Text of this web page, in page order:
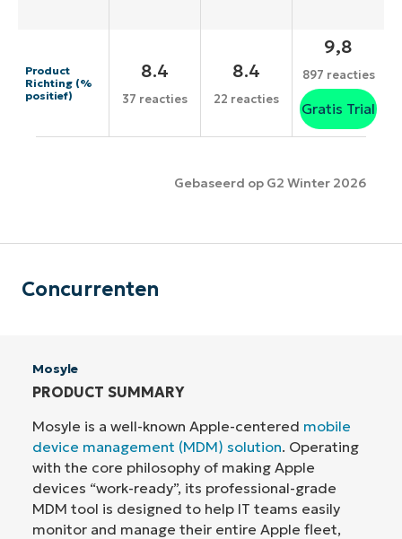
Product
Richting (%
positief)
8.4
37 reacties
8.4
22 reacties
9,8
897 reacties
Gratis Trial
Gebaseerd op G2 Winter 2026
Concurrenten
Mosyle
PRODUCT SUMMARY
Mosyle is a well-known Apple-centered mobile
device management (MDM) solution. Operating
with the core philosophy of making Apple
devices “work-ready”, its professional-grade
MDM tool is designed to help IT teams easily
monitor and manage their entire Apple fleet,